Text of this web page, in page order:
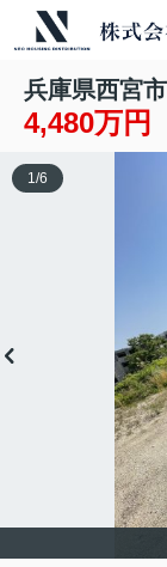
兵庫県西宮
4,480万円
1/6